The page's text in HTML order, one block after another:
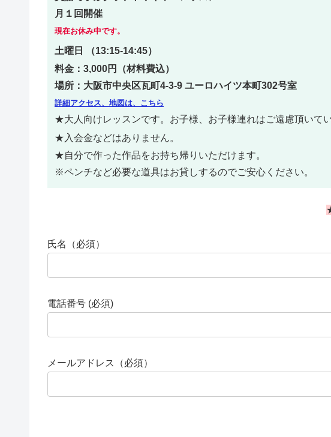
月１回開催
現在お休み中です。
土曜日 （13:15-14:45）
料金：3,000円
（材料費込）
場所：大阪市中央区瓦町4-3-9 ユーロハイツ本町302号室
詳細アクセス、地図は、こちら
★大人向けレッスンです。お子様、お子様連れはご遠慮頂いてい
★入会金などはありません。
★自分で作った作品をお持ち帰りいただけます。
※ペンチなど必要な道具はお貸しするのでご安心ください。
氏名（必須）
電話番号 (必須)
メールアドレス（必須）